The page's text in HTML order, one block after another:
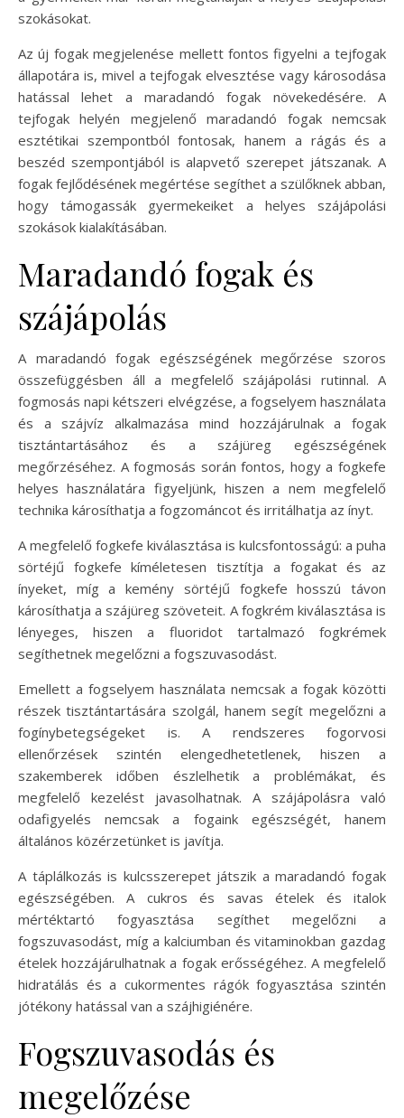
szokásokat.
Az új fogak megjelenése mellett fontos figyelni a tejfogak
állapotára is, mivel a tejfogak elvesztése vagy károsodása
hatással lehet a maradandó fogak növekedésére. A
tejfogak helyén megjelenő maradandó fogak nemcsak
esztétikai szempontból fontosak, hanem a rágás és a
beszéd szempontjából is alapvető szerepet játszanak. A
fogak fejlődésének megértése segíthet a szülőknek abban,
hogy támogassák gyermekeiket a helyes szájápolási
szokások kialakításában.
Maradandó fogak és
szájápolás
A maradandó fogak egészségének megőrzése szoros
összefüggésben áll a megfelelő szájápolási rutinnal. A
fogmosás napi kétszeri elvégzése, a fogselyem használata
és a szájvíz alkalmazása mind hozzájárulnak a fogak
tisztántartásához és a szájüreg egészségének
megőrzéséhez. A fogmosás során fontos, hogy a fogkefe
helyes használatára figyeljünk, hiszen a nem megfelelő
technika károsíthatja a fogzománcot és irritálhatja az ínyt.
A megfelelő fogkefe kiválasztása is kulcsfontosságú: a puha
sörtéjű fogkefe kíméletesen tisztítja a fogakat és az
ínyeket, míg a kemény sörtéjű fogkefe hosszú távon
károsíthatja a szájüreg szöveteit. A fogkrém kiválasztása is
lényeges, hiszen a fluoridot tartalmazó fogkrémek
segíthetnek megelőzni a fogszuvasodást.
Emellett a fogselyem használata nemcsak a fogak közötti
részek tisztántartására szolgál, hanem segít megelőzni a
fogínybetegségeket is. A rendszeres fogorvosi
ellenőrzések szintén elengedhetetlenek, hiszen a
szakemberek időben észlelhetik a problémákat, és
megfelelő kezelést javasolhatnak. A szájápolásra való
odafigyelés nemcsak a fogaink egészségét, hanem
általános közérzetünket is javítja.
A táplálkozás is kulcsszerepet játszik a maradandó fogak
egészségében. A cukros és savas ételek és italok
mértéktartó fogyasztása segíthet megelőzni a
fogszuvasodást, míg a kalciumban és vitaminokban gazdag
ételek hozzájárulhatnak a fogak erősségéhez. A megfelelő
hidratálás és a cukormentes rágók fogyasztása szintén
jótékony hatással van a szájhigiénére.
Fogszuvasodás és
megelőzése